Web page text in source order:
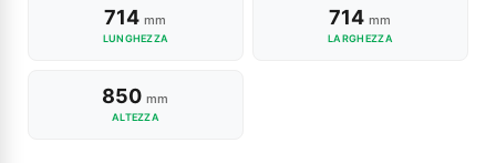
714mm
LUNGHEZZA
714mm
LARGHEZZA
850mm
ALTEZZA